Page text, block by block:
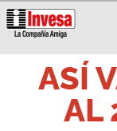
ASÍ
AL